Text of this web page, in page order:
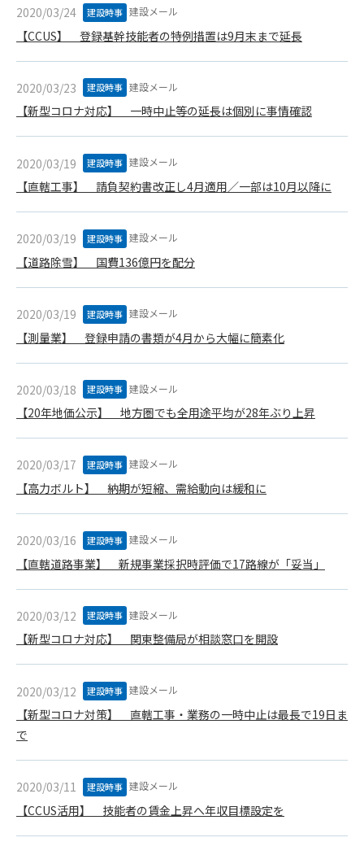
2020/03/24 建設時事 建設メール
【CCUS】 登録基幹技能者の特例措置は9月末まで延長
2020/03/23 建設時事 建設メール
【新型コロナ対応】 一時中止等の延長は個別に事情確認
2020/03/19 建設時事 建設メール
【直轄工事】 請負契約書改正し4月適用／一部は10月以降に
2020/03/19 建設時事 建設メール
【道路除雪】 国費136億円を配分
2020/03/19 建設時事 建設メール
【測量業】 登録申請の書類が4月から大幅に簡素化
2020/03/18 建設時事 建設メール
【20年地価公示】 地方圏でも全用途平均が28年ぶり上昇
2020/03/17 建設時事 建設メール
【高力ボルト】 納期が短縮、需給動向は緩和に
2020/03/16 建設時事 建設メール
【直轄道路事業】 新規事業採択時評価で17路線が「妥当」
2020/03/12 建設時事 建設メール
【新型コロナ対応】 関東整備局が相談窓口を開設
2020/03/12 建設時事 建設メール
【新型コロナ対策】 直轄工事・業務の一時中止は最長で19日ま
で
2020/03/11 建設時事 建設メール
【CCUS活用】 技能者の賃金上昇へ年収目標設定を
できるものとします。これに起因する会員または他の第三者が
被った損害について管理者は､一切の責任をも負わないものと
会員の氏名、住所、性別、年齢、メールアドレスその他本サー
ビスの提供に関連して管理者が知り得た会員の個人情報（以下
す。
(1) 会員が、自己の個人情報の開示に事前に同意している場合
(3) 第三者および管理者の権利、財産、安全等を保護するため
に必要であると管理者が判断した場合
第10条（免責事項）
管理者は、会員が登録した内容が以下に該当する、またはその
恐れのあるものは、会員の承諾なく削除できるものとします。
1. 管理者は、会員が本サービスを利用することにより得た情報
等（プログラムを含みます）について、その完全性、正確性
を保証もしないものとします。また、当該情報等に起因して
生じた一切の損害に対して、管理者は、何らの責任も負わな
いものとします。
2. 会員は、自己の費用と責任において本サービスを利用するも
のとし、会員による本サービスの利用に関連し、第三者から
問合せ、クレーム、請求等がなされまたは訴訟が提起された
場合、当該会員は、自らの費用と責任においてこれを解決す
るものとし、管理者を一切免責するものとします。
3. 本サービスにおいて掲載されている広告等によって行われる
取引に起因する損害及び広告等が掲載されたこと自体に起因
する損害については一切責任を負いません。
第11条（運用の停止）
停電や天災等の不可抗力、または保守・点検・加入者の利便性
向上のための設備工事等の為に本サービスの運用を停止するこ
とがあります。運用停止については事前に建設資料館WEB上で
通知申し上げますが、緊急時はその限りではありません。
第12条（変更の届出）
あった場合には、速やかに所定の方法で変更の届出をするもの
とします。届出がなかったことで会員が不利益を被ったとして
も、管理者は一切その責任を負いません。
第13条（退会／広告掲載解除）
1. サポーター会員が本サービスへの広告掲載を解約する場合